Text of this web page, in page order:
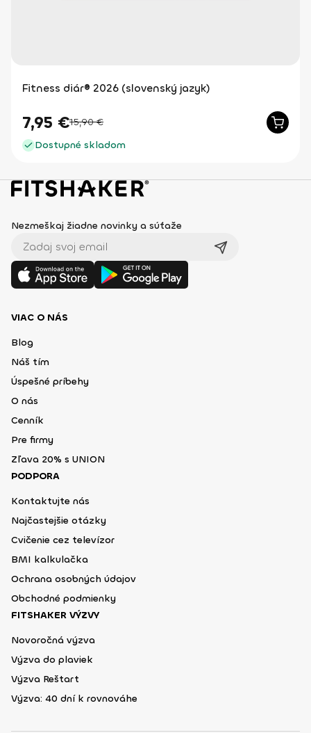
Fitness diár® 2026 (slovenský jazyk)
7,95 €15,90€
Dostupné skladom
Nezmeškaj žiadne novinky a súťaže
VIAC O NÁS
Blog
Náš tím
Úspešné príbehy
O nás
Cenník
Pre firmy
Zľava 20% s UNION
PODPORA
Kontaktujte nás
Najčastejšie otázky
Cvičenie cez televízor
BMI kalkulačka
Ochrana osobných údajov
Obchodné podmienky
FITSHAKER VÝZVY
Novoročná výzva
Výzva do plaviek
Výzva Reštart
Výzva: 40 dní k rovnováhe